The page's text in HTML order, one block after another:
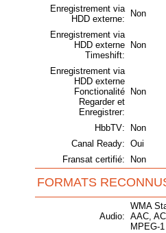
Enregistrement via
HDD externe:
Non
Enregistrement via
HDD externe
Timeshift:
Non
Enregistrement via
HDD externe
Fonctionalité
Regarder et
Enregistrer:
Non
HbbTV:
Non
Canal Ready: Oui
Fransat certifié:
Non
FORMATS
Audio:
WMA
AAC,
MPEG-